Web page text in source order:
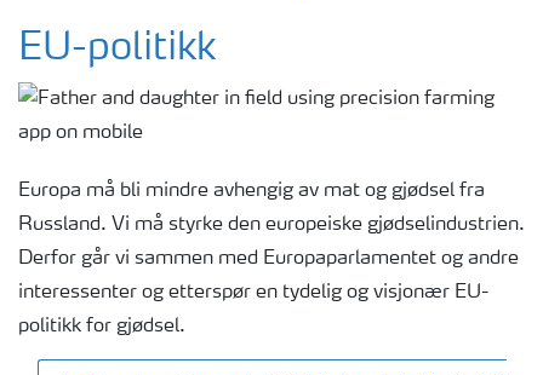
EU-politikk
Europa må bli mindre avhengig av mat og gjødsel fra
Russland. Vi må styrke den europeiske gjødselindustrien.
Derfor går vi sammen med Europaparlamentet og andre
interessenter og etterspør en tydelig og visjonær EU-
politikk for gjødsel.